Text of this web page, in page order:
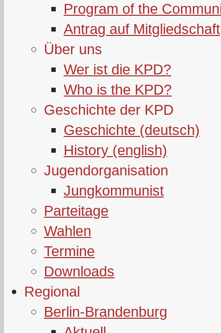
Program of the
Antrag auf Mitgliedschaft
Über uns
Wer ist die KPD?
Who is the KPD?
Geschichte der KPD
Geschichte (deutsch)
History (english)
Jugendorganisation
Jungkommunist
Parteitage
Wahlen
Termine
Downloads
Regional
Berlin-Brandenburg